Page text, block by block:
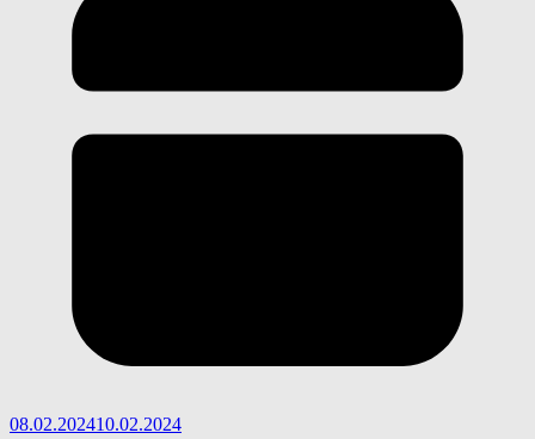
08.02.202410.02.2024